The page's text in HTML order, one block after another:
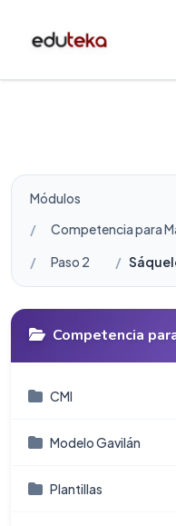
Módulos
Competencia para
Paso 2
Competencia
CMI
Modelo Gavilán
Plantillas